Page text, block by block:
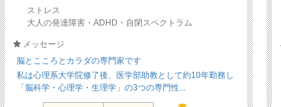
ストレス
大人の発達障害・ADHD・自閉スペクトラム
メッセージ
脳とこころとカラダの専門家です
私は心理系大学院修了後、医学部助教として約10年勤務し
「脳科学・心理学・生理学」の3つの専門性...